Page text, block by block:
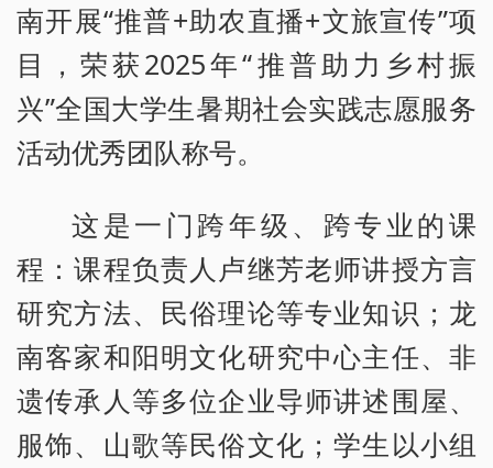
南开展“推普+助农直播+文旅宣传”项
目，荣获2025年“推普助力乡村振
兴”全国大学生暑期社会实践志愿服务
活动优秀团队称号。
这是一门跨年级、跨专业的课
程：课程负责人卢继芳老师讲授方言
研究方法、民俗理论等专业知识；龙
南客家和阳明文化研究中心主任、非
遗传承人等多位企业导师讲述围屋、
服饰、山歌等民俗文化；学生以小组